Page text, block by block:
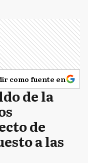
como fuente en
de la
de
a las